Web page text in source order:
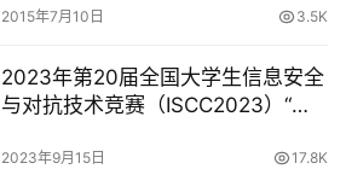
2015年7月10日 3.5K
2023年第20届全国大学生信息安全
与对抗技术竞赛（ISCC2023）“分
2023年9月15日 17.8K